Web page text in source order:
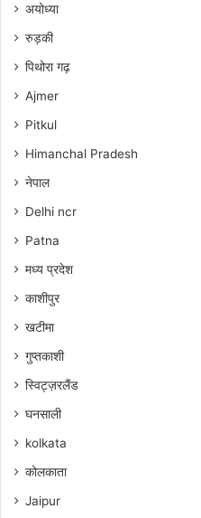
अयोध्या
रुड़की
पिथोरा गढ़
Ajmer
Pitkul
Himanchal Pradesh
नेपाल
Delhi ncr
Patna
मध्य प्रदेश
काशीपुर
खटीमा
गुप्तकाशी
स्विट्ज़रलैंड
घनसाली
kolkata
कोलकाता
Jaipur